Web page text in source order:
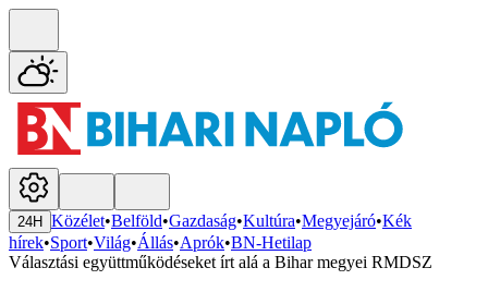
24H Közélet•Belföld•Gazdaság•Kultúra•Megyejáró•Kék
hírek•Sport•Világ•Állás•Aprók•BN-Hetilap
Választási együttműködéseket írt alá a Bihar megyei RMDSZ